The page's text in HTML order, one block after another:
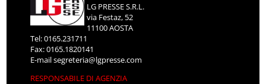
LG PRESSE S.R.L.
via Festaz, 52
11100 AOSTA
Tel: 0165.231711
Fax: 0165.1820141
E-mailsegreteria@lgpresse.com
RESPONSABILE DI AGENZIA